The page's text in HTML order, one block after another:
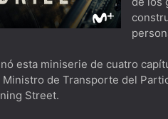
[****] Spotify desde todo punto de
[****] Imperdible para
[*****] De los creadores de
[****] Quiero envejecer como Jeff
esta miniserie de cuatro
de Transporte del
Street.